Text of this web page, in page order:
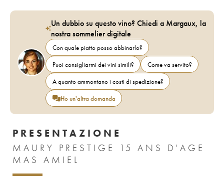
Un dubbio su questo vino? Chiedi a Margaux, la
nostra sommelier digitale
Con quale piatto posso abbinarlo?
Puoi consigliarmi dei vini simili?
Come va servito?
A quanto ammontano i costi di spedizione?
Ho un'altra domanda
PRESENTAZIONE
MAURY PRESTIGE 15 ANS D'AGE
MAS AMIEL